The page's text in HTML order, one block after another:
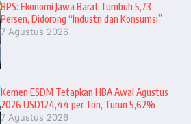
BPS: Ekonomi Jawa Barat Tumbuh 5,73
Persen, Didorong “Industri dan Konsumsi”
7 Agustus 2026
Kemen ESDM Tetapkan HBA Awal Agustus
2026 USD124,44 per Ton, Turun 5,62%
7 Agustus 2026